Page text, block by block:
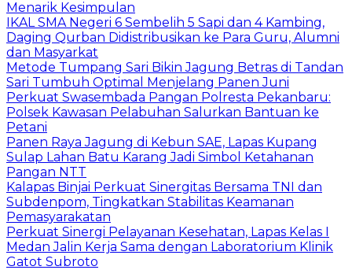
Menarik Kesimpulan
IKAL SMA Negeri 6 Sembelih 5 Sapi dan 4 Kambing,
Daging Qurban Didistribusikan ke Para Guru, Alumni
dan Masyarkat
Metode Tumpang Sari Bikin Jagung Betras di Tandan
Sari Tumbuh Optimal Menjelang Panen Juni
Perkuat Swasembada Pangan Polresta Pekanbaru:
Polsek Kawasan Pelabuhan Salurkan Bantuan ke
Petani
Panen Raya Jagung di Kebun SAE, Lapas Kupang
Sulap Lahan Batu Karang Jadi Simbol Ketahanan
Pangan NTT
Kalapas Binjai Perkuat Sinergitas Bersama TNI dan
Subdenpom, Tingkatkan Stabilitas Keamanan
Pemasyarakatan
Perkuat Sinergi Pelayanan Kesehatan, Lapas Kelas I
Medan Jalin Kerja Sama dengan Laboratorium Klinik
Gatot Subroto